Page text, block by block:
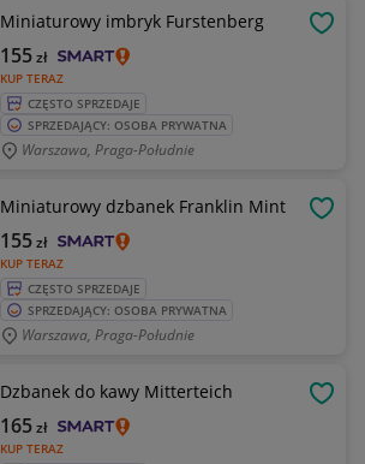
Miniaturowy imbryk Furstenberg
KUP TERAZ
155zł
CZĘSTO SPRZEDAJE
SPRZEDAJĄCY: OSOBA PRYWATNA
Warszawa, Praga-Południe
Miniaturowy dzbanek Franklin Mint
KUP TERAZ
155zł
CZĘSTO SPRZEDAJE
SPRZEDAJĄCY: OSOBA PRYWATNA
Warszawa, Praga-Południe
Dzbanek do kawy Mitterteich
KUP TERAZ
165zł